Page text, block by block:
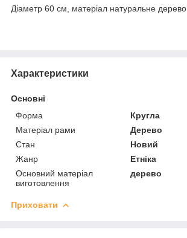
Діаметр 60 см, матеріал натуральне дерево.
Характеристики
Основні
Форма
Кругла
Матеріал рами
Дерево
Стан
Новий
Жанр
Етніка
Основний матеріал
виготовлення
дерево
Приховати